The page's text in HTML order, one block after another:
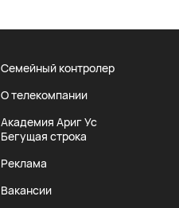
Семейный контролер
О телекомпании
Академия Ариг Ус
Бегущая строка
Реклама
Вакансии